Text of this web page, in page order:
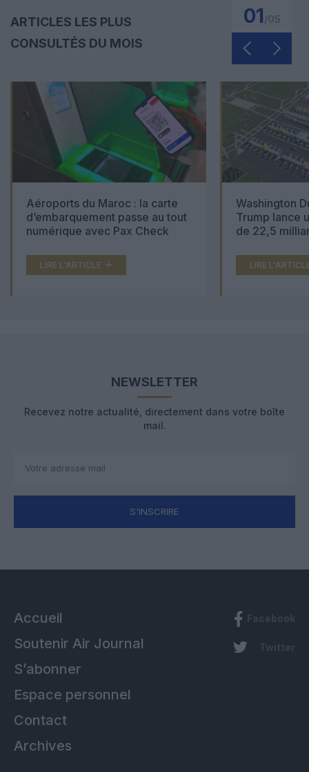
ARTICLES LES PLUS
CONSULTÉS DU MOIS
01
Aéroports du Maroc : la carte
d’embarquement passe au tout
numérique avec Pax Check
LIRE L'ARTICLE
Washington
Trump lance
de 22,5
LIRE
NEWSLETTER
Recevez notre actualité, directement dans votre boîte
mail.
S'INSCRIRE
Accueil
Soutenir Air Journal
S’abonner
Espace personnel
Contact
Archives